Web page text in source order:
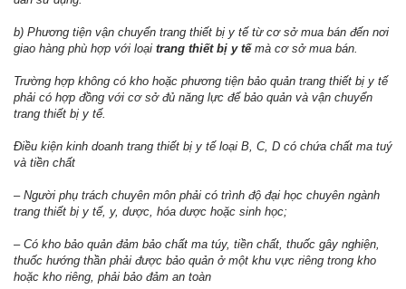
b) Phương tiện vận chuyển trang thiết bị y tế từ cơ sở mua bán đến nơi
giao hàng phù hợp với loại trang thiết bị y tế mà cơ sở mua bán.
Trường hợp không có kho hoặc phương tiện bảo quản trang thiết bị y tế
phải có hợp đồng với cơ sở đủ năng lực để bảo quản và vận chuyển
trang thiết bị y tế.
Điều kiện kinh doanh trang thiết bị y tế loại B, C, D có chứa chất ma tuý
và tiền chất
– Người phụ trách chuyên môn phải có trình độ đại học chuyên ngành
trang thiết bị y tế, y, dược, hóa dược hoặc sinh học;
– Có kho bảo quản đảm bảo chất ma túy, tiền chất, thuốc gây nghiện,
thuốc hướng thần phải được bảo quản ở một khu vực riêng trong kho
hoặc kho riêng, phải bảo đảm an toàn